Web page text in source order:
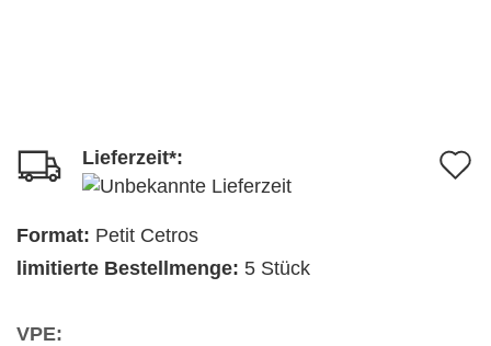
Lieferzeit*:
Format: Petit Cetros
limitierte Bestellmenge: 5 Stück
VPE: